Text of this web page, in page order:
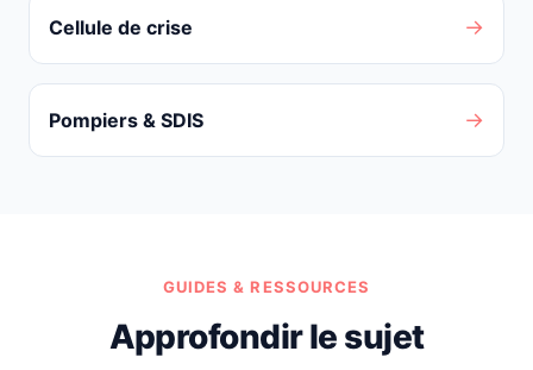
Cellule de crise →
Pompiers & SDIS →
GUIDES & RESSOURCES
Approfondir le sujet